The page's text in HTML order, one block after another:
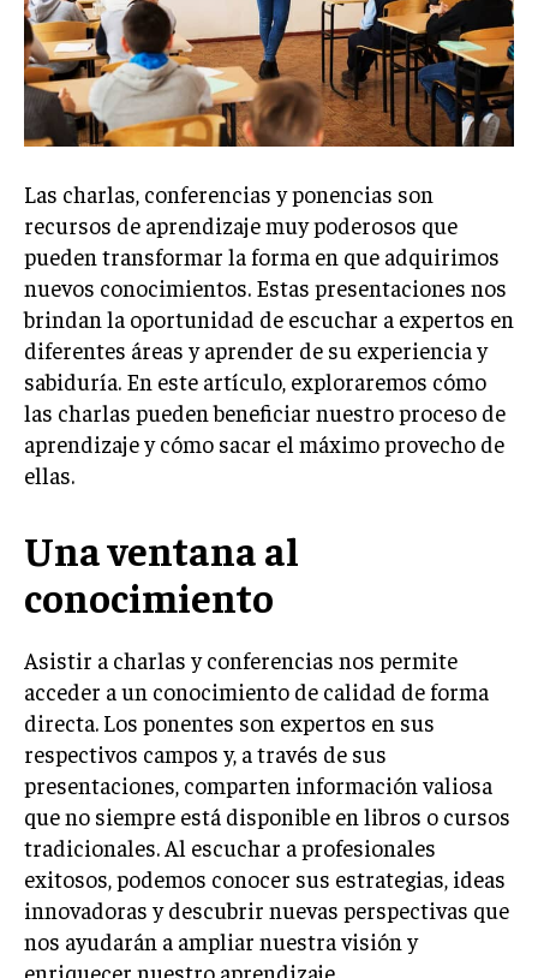
Las charlas, conferencias y ponencias son
recursos de aprendizaje muy poderosos que
pueden transformar la forma en que adquirimos
nuevos conocimientos. Estas presentaciones nos
brindan la oportunidad de escuchar a expertos en
diferentes áreas y aprender de su experiencia y
sabiduría. En este artículo, exploraremos cómo
las charlas pueden beneficiar nuestro proceso de
aprendizaje y cómo sacar el máximo provecho de
ellas.
Una ventana al
conocimiento
Asistir a charlas y conferencias nos permite
acceder a un conocimiento de calidad de forma
directa. Los ponentes son expertos en sus
respectivos campos y, a través de sus
presentaciones, comparten información valiosa
que no siempre está disponible en libros o cursos
tradicionales. Al escuchar a profesionales
exitosos, podemos conocer sus estrategias, ideas
innovadoras y descubrir nuevas perspectivas que
nos ayudarán a ampliar nuestra visión y
enriquecer nuestro aprendizaje.